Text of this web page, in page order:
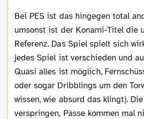
Bei PES ist das hingegen total anders. Nicht
umsonst ist der Konami-Titel die
Referenz. Das Spiel spielt sich
jedes Spiel ist verschieden und
Quasi alles ist möglich,
oder sogar Dribblings um den
wissen, wie absurd das klingt).
verspringen, Pässe kommen mal